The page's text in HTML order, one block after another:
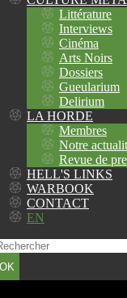
Littérature
Interviews
Cinéma
Arts Noirs
Dossiers
Gueularium
Delirium
LA HORDE
Membres
Notre
Revue de
HELL'S LINKS
WARBOOK
CONTACT
EN
OK